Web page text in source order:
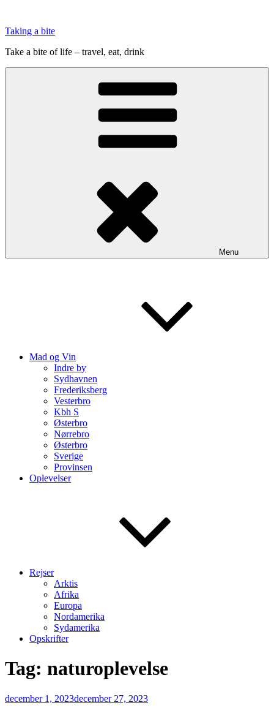
indhold
Taking a bite
Take a bite of life – travel, eat, drink
Menu
Mad og Vin
Indre by
Sydhavnen
Frederiksberg
Vesterbro
Kbh S
Østerbro
Nørrebro
Østerbro
Sverige
Provinsen
Oplevelser
Rejser
Arktis
Afrika
Europa
Nordamerika
Sydamerika
Opskrifter
Tag: naturoplevelse
Udgivet
december 1, 2023december 27, 2023